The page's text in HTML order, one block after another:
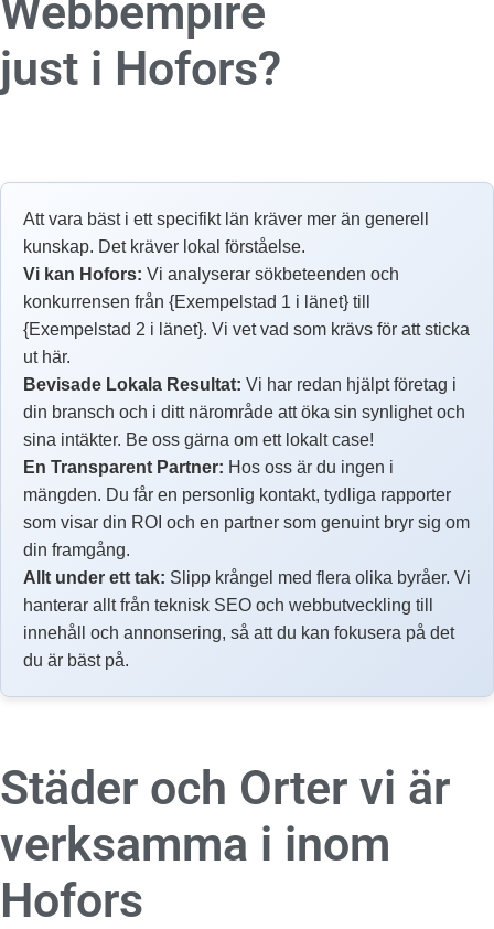
Webbempire
just i Hofors?
Att vara bäst i ett specifikt län kräver mer än generell
kunskap. Det kräver lokal förståelse.
Vi kan Hofors: Vi analyserar sökbeteenden och
konkurrensen från {Exempelstad 1 i länet} till
{Exempelstad 2 i länet}. Vi vet vad som krävs för att sticka
ut här.
Bevisade Lokala Resultat: Vi har redan hjälpt företag i
din bransch och i ditt närområde att öka sin synlighet och
sina intäkter. Be oss gärna om ett lokalt case!
En Transparent Partner: Hos oss är du ingen i
mängden. Du får en personlig kontakt, tydliga rapporter
som visar din ROI och en partner som genuint bryr sig om
din framgång.
Allt under ett tak: Slipp krångel med flera olika byråer. Vi
hanterar allt från teknisk SEO och webbutveckling till
innehåll och annonsering, så att du kan fokusera på det
du är bäst på.
Städer och Orter vi är
verksamma i inom
Hofors